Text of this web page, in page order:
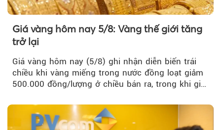
Giá vàng hôm nay 5/8: Vàng thế giới tăng
trở lại
Giá vàng hôm nay (5/8) ghi nhận diễn biến trái
chiều khi vàng miếng trong nước đồng loạt giảm
500.000 đồng/lượng ở chiều bán ra, trong khi giá
thương hiệu.